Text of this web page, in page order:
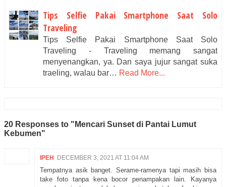
Tips Selfie Pakai Smartphone Saat Solo
Traveling
Tips Selfie Pakai Smartphone Saat Solo
Traveling - Traveling memang sangat
menyenangkan, ya. Dan saya jujur sangat suka
traeling, walau bar… Read More...
20 Responses to "Mencari Sunset di Pantai Lumut
Kebumen"
IPEH DECEMBER 3, 2021 AT 11:04 AM
Tempatnya asik banget. Serame-ramenya tapi masih bisa
take foto tanpa kena bocor penampakan lain. Kayanya